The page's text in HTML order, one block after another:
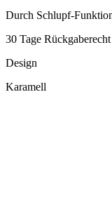
Durch Schlupf-
30 Tage Rückgaberecht
Design
Karamell